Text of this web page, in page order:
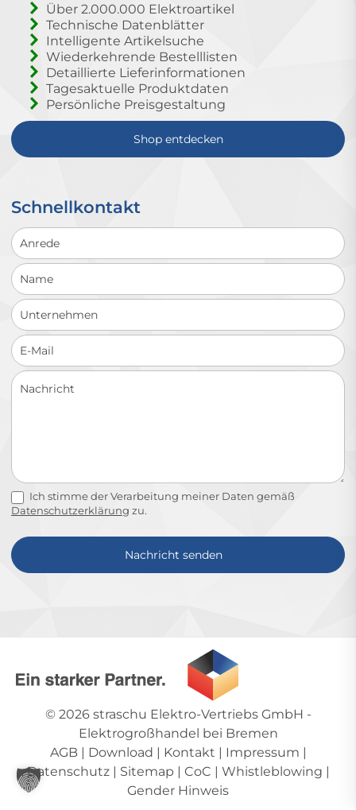
Über 2.000.000 Elektroartikel
Technische Datenblätter
Intelligente Artikelsuche
Wiederkehrende Bestelllisten
Detaillierte Lieferinformationen
Tagesaktuelle Produktdaten
Persönliche Preisgestaltung
Shop entdecken
Schnellkontakt
Schnellkontakt
Ich stimme der Verarbeitung meiner Daten gemäß
Datenschutzerklärung zu.
Nachricht senden
© 2026 straschu Elektro-Vertriebs GmbH -
Elektrogroßhandel bei Bremen
AGB | Download | Kontakt | Impressum |
Datenschutz| Sitemap | CoC | Whistleblowing |
Gender Hinweis